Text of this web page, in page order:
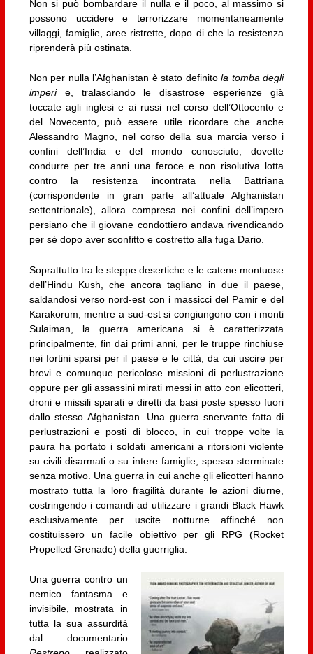
Non si può bombardare il nulla e il poco, al massimo si
possono uccidere e terrorizzare momentaneamente
villaggi, famiglie, aree ristrette, dopo di che la resistenza
riprenderà più ostinata.
Non per nulla l’Afghanistan è stato definitola tomba degli
imperie, tralasciando le disastrose esperienze già
toccate agli inglesi e ai russi nel corso dell’Ottocento e
del Novecento, può essere utile ricordare che anche
Alessandro Magno, nel corso della sua marcia verso i
confini dell’India e del mondo conosciuto, dovette
condurre per tre anni una feroce e non risolutiva lotta
contro la resistenza incontrata nella Battriana
(corrispondente in gran parte all’attuale Afghanistan
settentrionale), allora compresa nei confini dell’impero
persiano che il giovane condottiero andava rivendicando
per sé dopo aver sconfitto e costretto alla fuga Dario.
Soprattutto tra le steppe desertiche e le catene montuose
dell’Hindu Kush, che ancora tagliano in due il paese,
saldandosi verso nord-est con i massicci del Pamir e del
Karakorum, mentre a sud-est si congiungono con i monti
Sulaiman, la guerra americana si è caratterizzata
principalmente, fin dai primi anni, per le truppe rinchiuse
nei fortini sparsi per il paese e le città, da cui uscire per
brevi e comunque pericolose missioni di perlustrazione
oppure per gli assassini mirati messi in atto con elicotteri,
droni e missili sparati e diretti da basi poste spesso fuori
dallo stesso Afghanistan. Una guerra snervante fatta di
perlustrazioni e posti di blocco, in cui troppe volte la
paura ha portato i soldati americani a ritorsioni violente
su civili disarmati o su intere famiglie, spesso sterminate
senza motivo. Una guerra in cui anche gli elicotteri hanno
mostrato tutta la loro fragilità durante le azioni diurne,
costringendo i comandi ad utilizzare i grandi Black Hawk
esclusivamente per uscite notturne affinché non
costituissero un facile obiettivo per gli RPG (Rocket
Propelled Grenade) della guerriglia.
Una guerra contro un
nemico fantasma e
invisibile, mostrata in
tutta la sua assurdità
dal documentario